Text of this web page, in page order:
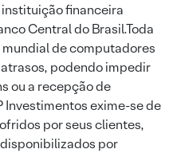
financeira
Central do Brasil.Toda
de computadores
podendo impedir
ou a recepção de
Investimentos exime-se de
por seus clientes,
por